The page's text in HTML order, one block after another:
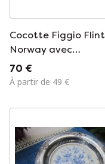
Cocotte Figgio Flint
Norway avec
couvercle, Tor
Viking, cocotte en
allant du four à la
format,
70 €
À partir de 49 €